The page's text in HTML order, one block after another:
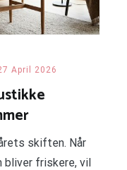
April 2026
skiften. Når
bliver friskere, vil